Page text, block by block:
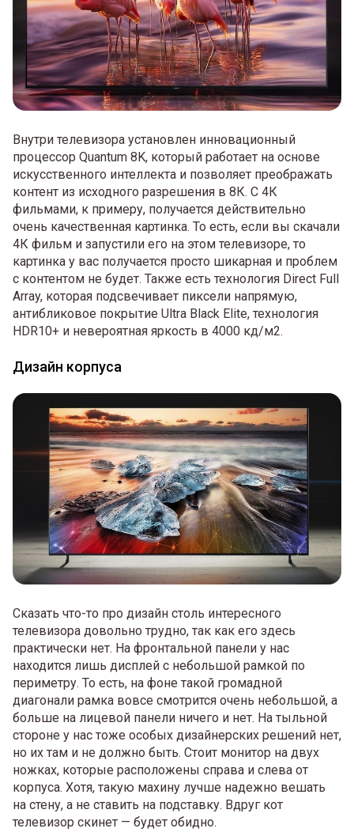
Внутри телевизора установлен инновационный
процессор Quantum 8K, который работает на основе
искусственного интеллекта и позволяет преображать
контент из исходного разрешения в 8К. С 4К
фильмами, к примеру, получается действительно
очень качественная картинка. То есть, если вы скачали
4К фильм и запустили его на этом телевизоре, то
картинка у вас получается просто шикарная и проблем
с контентом не будет. Также есть технология Direct Full
Array, которая подсвечивает пиксели напрямую,
антибликовое покрытие Ultra Black Elite, технология
HDR10+ и невероятная яркость в 4000 кд/м2.
Дизайн корпуса
Сказать что-то про дизайн столь интересного
телевизора довольно трудно, так как его здесь
практически нет. На фронтальной панели у нас
находится лишь дисплей с небольшой рамкой по
периметру. То есть, на фоне такой громадной
диагонали рамка вовсе смотрится очень небольшой, а
больше на лицевой панели ничего и нет. На тыльной
стороне у нас тоже особых дизайнерских решений нет,
но их там и не должно быть. Стоит монитор на двух
ножках, которые расположены справа и слева от
корпуса. Хотя, такую махину лучше надежно вешать
на стену, а не ставить на подставку. Вдруг кот
телевизор скинет — будет обидно.